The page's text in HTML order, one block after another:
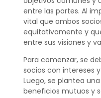
entre las partes. Al
vital que ambos
equitativamente y
entre sus visiones y
Para comenzar, se
socios con intereses
Luego, se plantea
beneficios mutuos y